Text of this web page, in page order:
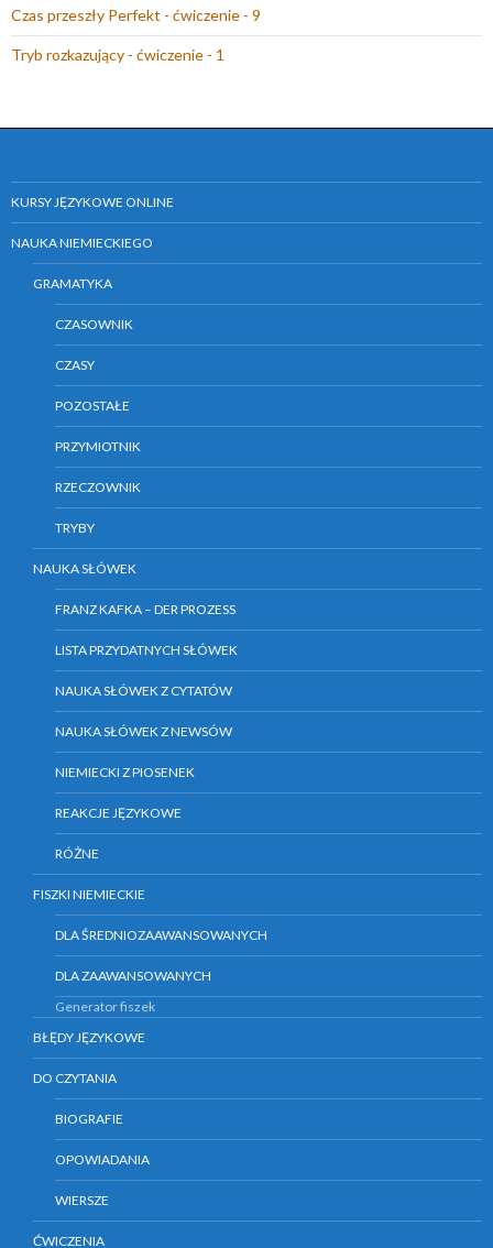
m
o
i
)
Czas przeszły Perfekt - ćwiczenie - 9
Tryb rozkazujący - ćwiczenie - 1
KURSY JĘZYKOWE ONLINE
NAUKA NIEMIECKIEGO
GRAMATYKA
CZASOWNIK
CZASY
POZOSTAŁE
PRZYMIOTNIK
RZECZOWNIK
TRYBY
NAUKA SŁÓWEK
FRANZ KAFKA – DER PROZESS
LISTA PRZYDATNYCH SŁÓWEK
NAUKA SŁÓWEK Z CYTATÓW
NAUKA SŁÓWEK Z NEWSÓW
NIEMIECKI Z PIOSENEK
REAKCJE JĘZYKOWE
RÓŻNE
FISZKI NIEMIECKIE
DLA ŚREDNIOZAAWANSOWANYCH
DLA ZAAWANSOWANYCH
Generator fiszek
BŁĘDY JĘZYKOWE
DO CZYTANIA
BIOGRAFIE
OPOWIADANIA
WIERSZE
ĆWICZENIA